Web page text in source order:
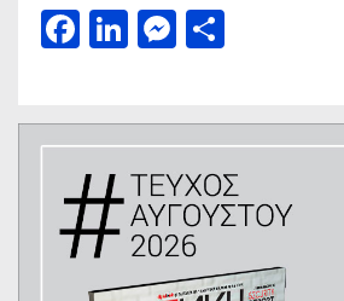
Facebook
LinkedIn
Messenger